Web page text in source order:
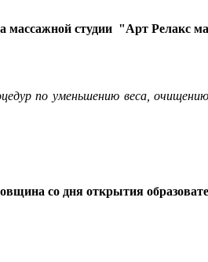
массажной студии "Арт Релакс
по уменьшению веса,
со дня открытия